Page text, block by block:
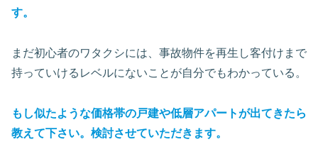
す。
まだ初心者のワタクシには、事故物件を再生し客付けまで
持っていけるレベルにないことが自分でもわかっている。
もし似たような価格帯の戸建や低層アパートが出てきたら
教えて下さい。検討させていただきます。